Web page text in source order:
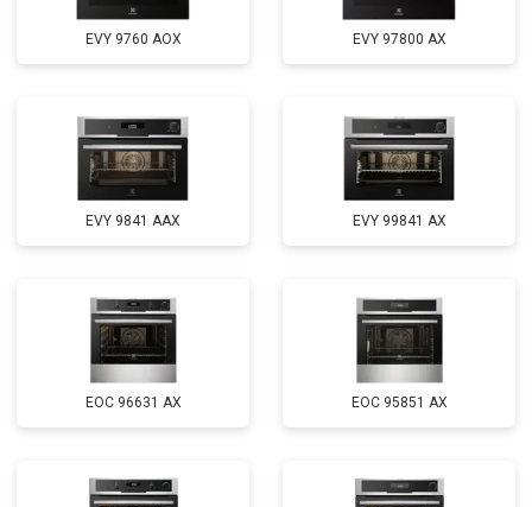
EVY 9760 AOX EVY 97800 AX
EVY 9841 AAX EVY 99841 AX
EOC 96631 AX EOC 95851 AX